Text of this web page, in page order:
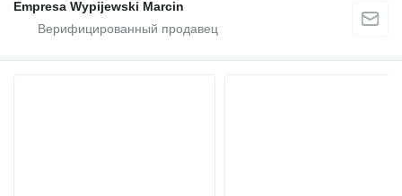
Empresa Wypijewski Marcin